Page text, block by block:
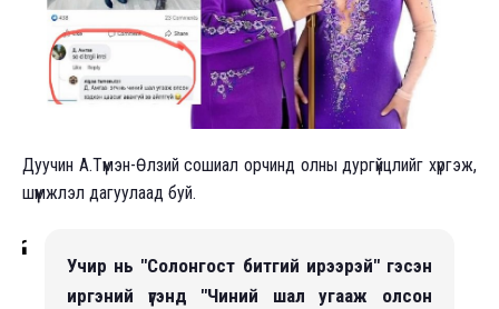
Дуучин А.Түмэн-Өлзий сошиал орчинд олны дургүйцлийг хүргэж,
шүүмжлэл дагуулаад буй.
Учир нь "Солонгост битгий ирээрэй" гэсэн
иргэний үгэнд "Чиний шал угааж олсон